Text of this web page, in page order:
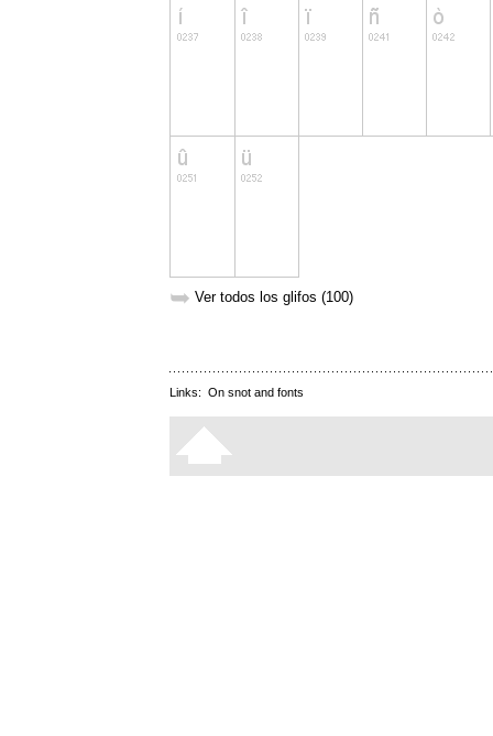
➥ Ver todos los glifos (100)
Links: On snot and fonts